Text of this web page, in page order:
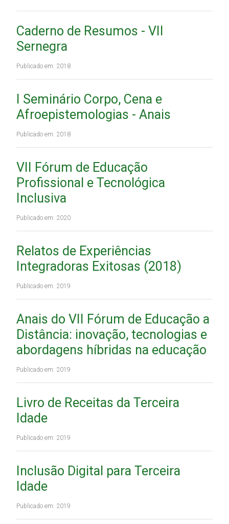
Caderno de Resumos - VII
Sernegra
Publicado em: 2018
I Seminário Corpo, Cena e
Afroepistemologias - Anais
Publicado em: 2018
VII Fórum de Educação
Profissional e Tecnológica
Inclusiva
Publicado em: 2020
Relatos de Experiências
Integradoras Exitosas (2018)
Publicado em: 2019
Anais do VII Fórum de Educação a
Distância: inovação, tecnologias e
abordagens híbridas na educação
Publicado em: 2019
Livro de Receitas da Terceira
Idade
Publicado em: 2019
Inclusão Digital para Terceira
Idade
Publicado em: 2019